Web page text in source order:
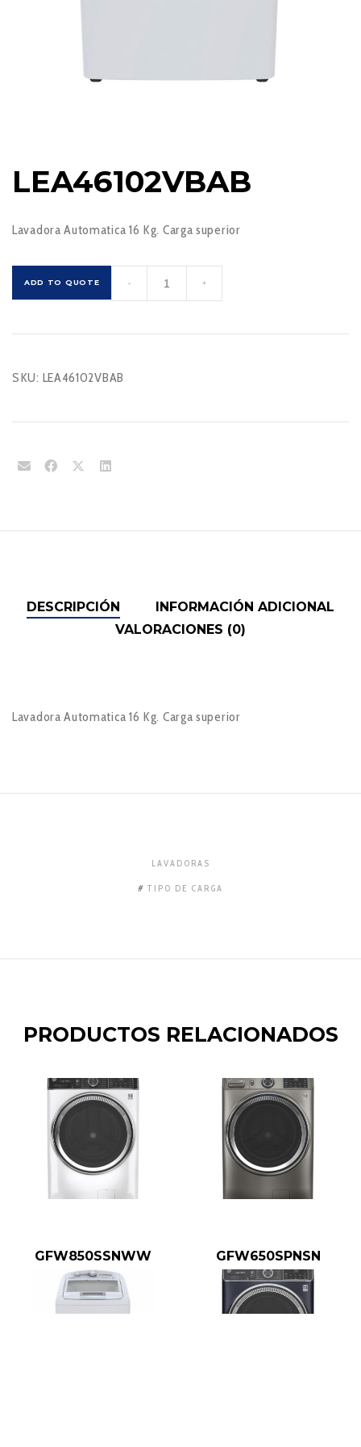
LEA46102VBAB
Lavadora Automatica 16 Kg. Carga superior
ADD TO QUOTE
cantidad
- +
SKU: LEA46102VBAB
DESCRIPCIÓN
INFORMACIÓN ADICIONAL
VALORACIONES (0)
Lavadora Automatica 16 Kg. Carga superior
LAVADORAS
TIPO DE CARGA
PRODUCTOS RELACIONADOS
GFW850SSNWW GFW650SPNSN